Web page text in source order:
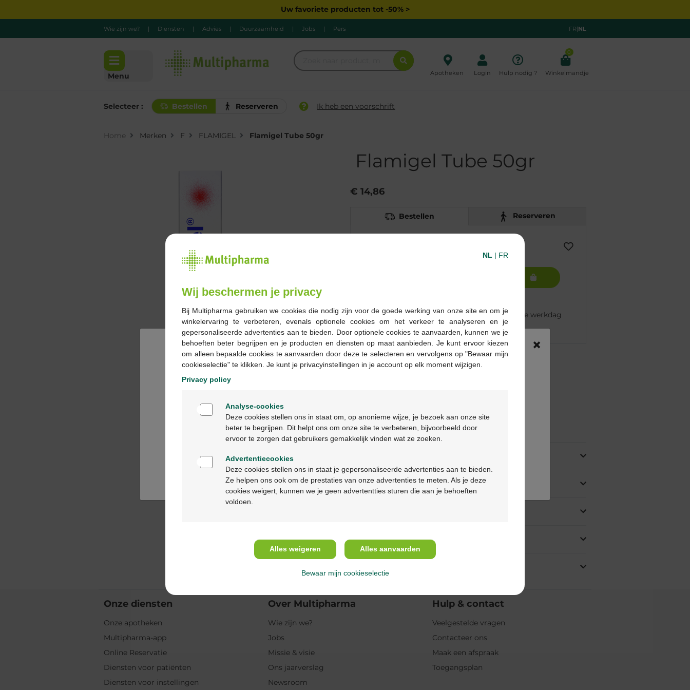
Uw favoriete producten tot -50% >
Wie zijn we? | Diensten | Advies | Duurzaamheid | Jobs | Pers FR|NL
Menu Apotheken Login Hulp nodig ?
0
Winkelmandje
Selecteer : Bestellen Reserveren Ik heb een voorschrift
Home Merken F FLAMIGEL Flamigel Tube 50gr
Flamigel Tube 50gr
€ 14,86
Bestellen Reserveren
In winkelmandje
Op werkdagen vóór 12u besteld, volgende werkdag
geleverd
Gratislevering in je Multipharma apotheek
Gratislevering thuis vanaf €55
Productbeschrijving
Eigenschappen
Gebruik
Onze diensten
Onze apotheken
Multipharma-app
Online Reservatie
Diensten voor patiënten
Diensten voor instellingen
Over Multipharma
Wie zijn we?
Jobs
Missie & visie
Ons jaarverslag
Newsroom
Hulp & contact
Veelgestelde vragen
Contacteer ons
Maak een afspraak
Toegangsplan
×
Ga verder in het nederlands
NL | FR
Wij beschermen je privacy
Bij Multipharma gebruiken we cookies die nodig zijn voor de goede werking van onze site en om je
winkelervaring te verbeteren, evenals optionele cookies om het verkeer te analyseren en je
gepersonaliseerde advertenties aan te bieden. Door optionele cookies te aanvaarden, kunnen we je
behoeften beter begrijpen en je producten en diensten op maat aanbieden. Je kunt ervoor kiezen
om alleen bepaalde cookies te aanvaarden door deze te selecteren en vervolgens op "Bewaar mijn
cookieselectie" te klikken. Je kunt je privacyinstellingen in je account op elk moment wijzigen.
Privacy policy
Analyse-cookies
Deze cookies stellen ons in staat om, op anonieme wijze, je bezoek aan onze site
beter te begrijpen. Dit helpt ons om onze site te verbeteren, bijvoorbeeld door
ervoor te zorgen dat gebruikers gemakkelijk vinden wat ze zoeken.
Advertentiecookies
Deze cookies stellen ons in staat je gepersonaliseerde advertenties aan te bieden.
Ze helpen ons ook om de prestaties van onze advertenties te meten. Als je deze
cookies weigert, kunnen we je geen advertentties sturen die aan je behoeften
voldoen.
Alles weigeren Alles aanvaarden
Bewaar mijn cookieselectie